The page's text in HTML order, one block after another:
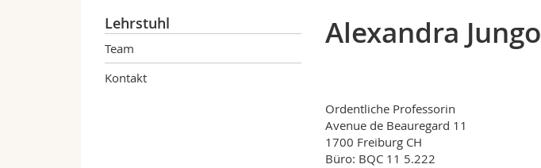
Lehrstuhl
Team
Kontakt
Alexandra Jungo
Ordentliche Professorin
Avenue de Beauregard 11
1700 Freiburg CH
Büro: BQC 11 5.222